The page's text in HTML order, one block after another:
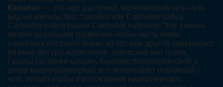
Канабис — это юрт растений, включающий чуть-чуть
вид на жительство, таковых как Cannabis sativa,
Cannabis indica равно Cannabis ruderalis. Это этимон
являет всеобщим термином чтобы честь имею
кланяться постного ткани, из тот или другой совершают
разные фигура наркотиков, таковские яко трава,
Гашиш (а) также шишки. Канабис популярен свой в
доску многогранностью: его используют неважный (
чуть только чтобы изготовления наркотических